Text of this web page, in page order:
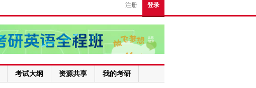
注册 登录
考试大纲 资源共享 我的考研